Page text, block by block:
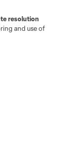
resolution
and use of